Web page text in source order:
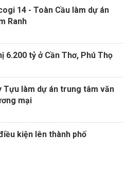
14 - Toàn Cầu làm dự án
Ranh
6.200 tỷ ở Cần Thơ, Phú Thọ
Tựu làm dự án trung tâm văn
mại
kiện lên thành phố